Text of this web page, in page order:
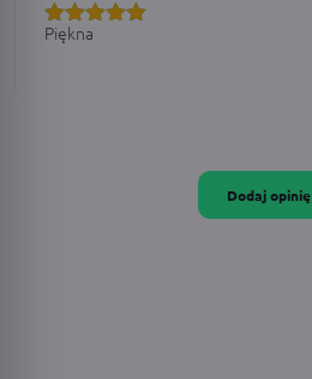
Oceniono
Piękna
Dodaj opinię